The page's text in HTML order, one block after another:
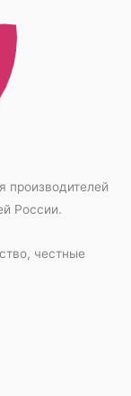
производителей
России.
честные